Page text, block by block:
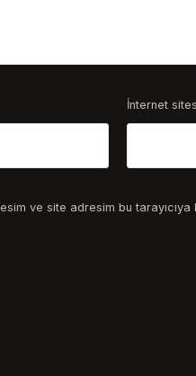
İnternet
ve site adresim bu tarayıcıya